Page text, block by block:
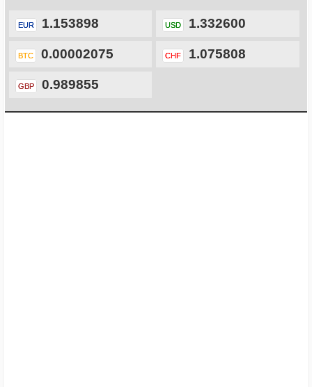
EUR 1.153898 USD 1.332600
BTC 0.00002075 CHF 1.075808
GBP 0.989855